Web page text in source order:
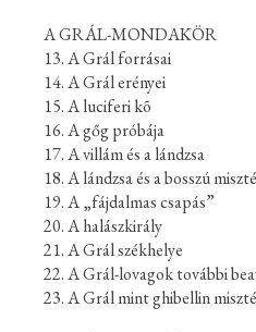
A GRÁL-MONDAKÖR
13. A Grál forrásai
14. A Grál erényei
15. A luciferi kõ
16. A gőg próbája
17. A villám és a lándzsa
18. A lándzsa és a bosszú
19. A „fájdalmas csapás”
20. A halászkirály
21. A Grál székhelye
22. A Grál-lovagok további
23. A Grál mint ghibellin